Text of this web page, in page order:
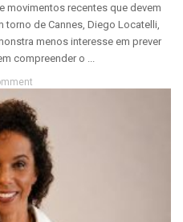
movimentos recentes que devem
de Cannes, Diego Locatelli,
menos interesse em prever
compreender o ...